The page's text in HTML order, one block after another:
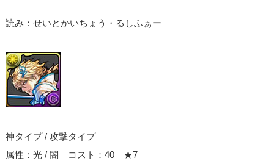
読み：せいとかいちょう・るしふぁー
神タイプ / 攻撃タイプ
属性：光 / 闇 コスト：40 ★7